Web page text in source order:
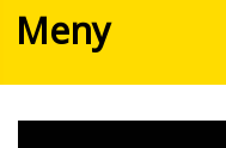
Meny